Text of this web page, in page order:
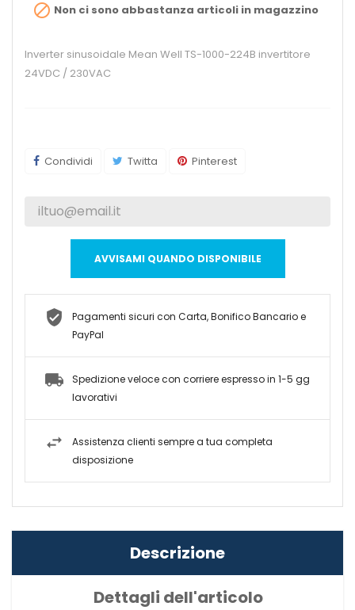
 Non ci sono abbastanza articoli in magazzino
Inverter sinusoidale Mean Well TS-1000-224B invertitore
24VDC / 230VAC
Condividi Twitta Pinterest
AVVISAMI QUANDO DISPONIBILE
Pagamenti sicuri con Carta, Bonifico Bancario e
PayPal
Spedizione veloce con corriere espresso in 1-5 gg
lavorativi
Assistenza clienti sempre a tua completa
disposizione
Descrizione
Dettagli dell'articolo